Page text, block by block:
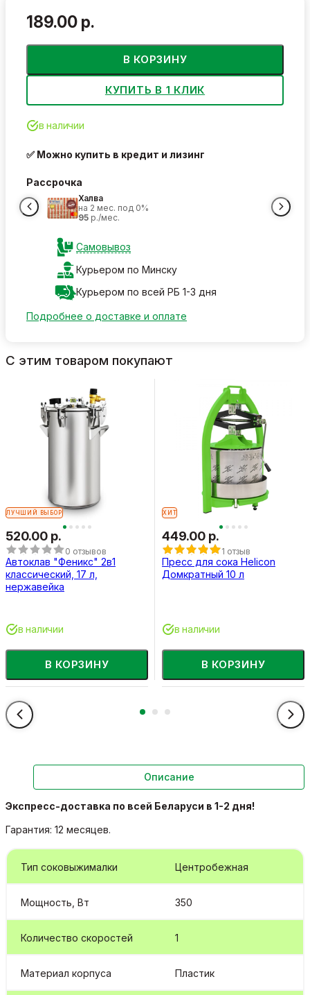
189.00 р.
В КОРЗИНУ
КУПИТЬ В 1 КЛИК
в наличии
✅ Можно купить в кредит и лизинг
Рассрочка
Халва
на 2 мес. под 0%
95 р./мес.
Самовывоз
Курьером по Минску
Курьером по всей РБ 1-3 дня
Подробнее о доставке и оплате
С этим товаром покупают
ЛУЧШИЙ ВЫБОР
520.00 р.
0 отзывов
Автоклав "Феникс" 2в1
классический, 17 л,
нержавейка
В КОРЗИНУ
в наличии
ХИТ
449.00 р.
1 отзыв
Пресс для сока Helicon
Домкратный 10 л
В КОРЗИНУ
в наличии
Описание
Экспресс-доставка по всей Беларуси в 1-2 дня!
Гарантия: 12 месяцев.
Тип соковыжималки Центробежная
Мощность, Вт 350
Количество скоростей 1
Материал корпуса Пластик